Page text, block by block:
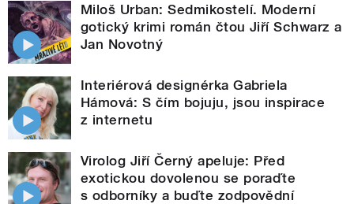
Miloš Urban: Sedmikostelí. Moderní
gotický krimi román čtou Jiří Schwarz a
Jan Novotný
Interiérová designérka Gabriela
Hámová: S čím bojuju, jsou inspirace
z internetu
Virolog Jiří Černý apeluje: Před
exotickou dovolenou se poraďte
s odborníky a buďte zodpovědní